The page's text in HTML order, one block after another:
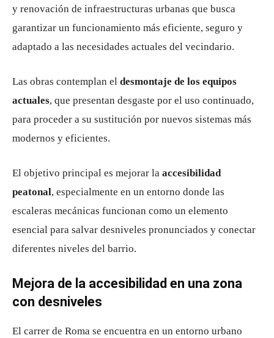
y renovación de infraestructuras urbanas que busca
garantizar un funcionamiento más eficiente, seguro y
adaptado a las necesidades actuales del vecindario.
Las obras contemplan el desmontaje de los equipos
actuales, que presentan desgaste por el uso continuado,
para proceder a su sustitución por nuevos sistemas más
modernos y eficientes.
El objetivo principal es mejorar la accesibilidad
peatonal, especialmente en un entorno donde las
escaleras mecánicas funcionan como un elemento
esencial para salvar desniveles pronunciados y conectar
diferentes niveles del barrio.
Mejora de la accesibilidad en una zona
con desniveles
El carrer de Roma se encuentra en un entorno urbano